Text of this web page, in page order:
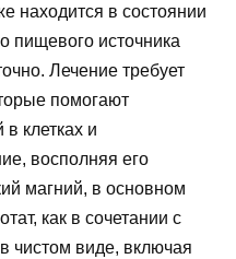
находится в состоянии
пищевого источника
Лечение требует
помогают
клетках и
восполняя его
магний, в основном
как в сочетании с
чистом виде, включая